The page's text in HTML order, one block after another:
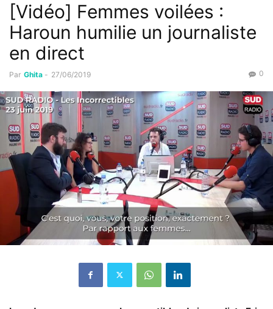
[Vidéo] Femmes voilées :
Haroun humilie un journaliste
en direct
Par Ghita - 27/06/2019 0